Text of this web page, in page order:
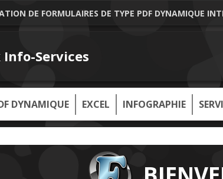
DE FORMULAIRES DE TYPE PDF DYNAMIQUE
Services
DYNAMIQUE EXCEL INFOGRAPHIE